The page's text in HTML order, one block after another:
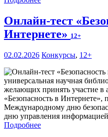
Онлайн-тест
Интернете» 12+
02.02.2026 Конкурсы, 12+
универсальная научная
желающих принять участие в
«Безопасность в Интернете»,
Международному дню
дню управления
Подробнее